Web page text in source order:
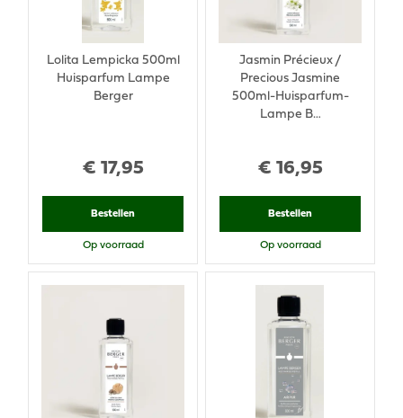
€ 17,95
Lolita Lempicka 500ml
Huisparfum Lampe
Berger
Bestellen
Op voorraad
€ 16,95
Jasmin Précieux /
Precious Jasmine
500ml-Huisparfum-
Lampe B…
Bestellen
Op voorraad